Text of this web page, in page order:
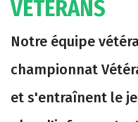
VÉTÉRANS
Notre équipe
championnat
et s'entraînent le